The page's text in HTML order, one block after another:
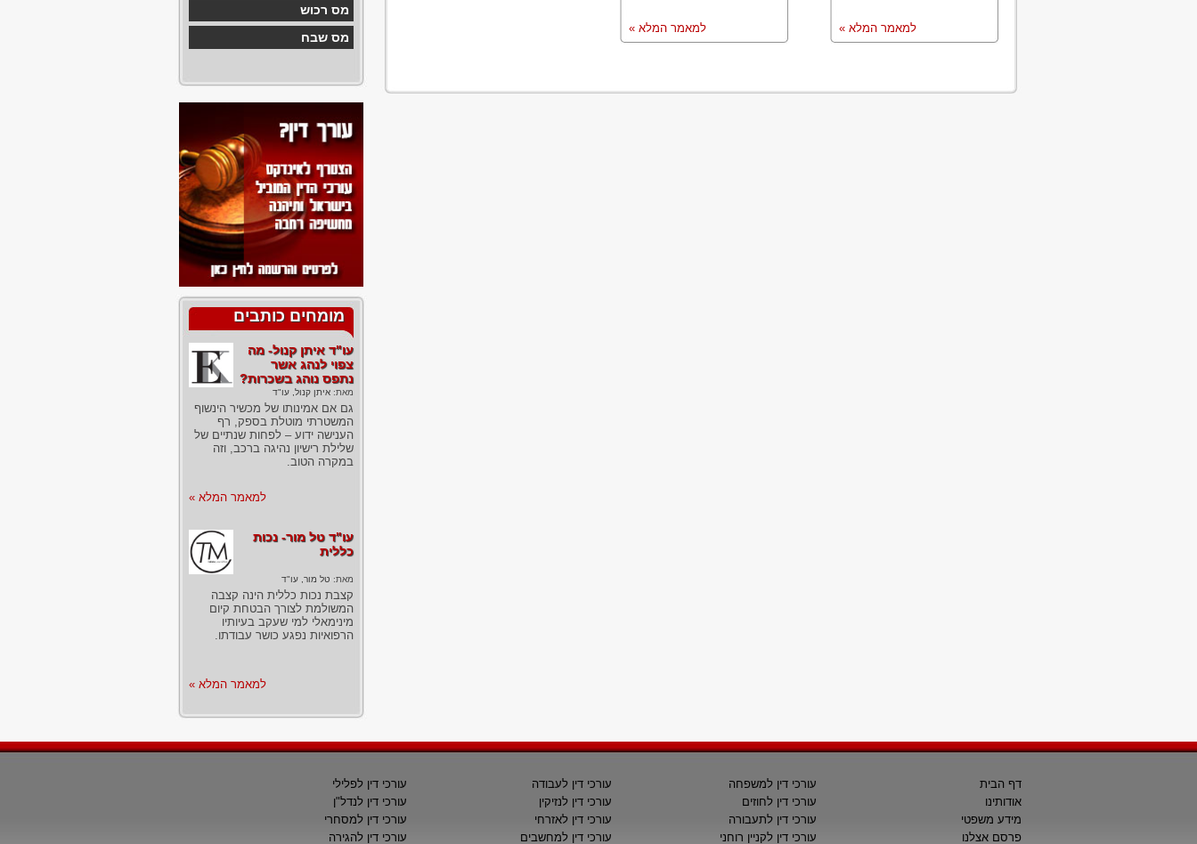
למאמר המלא » למאמר המלא »
מס רכוש
מס שבח
מומחים כותבים
עו"ד איתן קנול- מה
צפוי לנהג אשר
נתפס נוהג בשכרות?
מאת: איתן קנול, עו"ד
גם אם אמינותו של מכשיר הינשוף
המשטרתי מוטלת בספק, רף
הענישה ידוע – לפחות שנתיים של
שלילת רישיון נהיגה ברכב, וזה
במקרה הטוב.
למאמר המלא »
עו"ד טל מור- נכות
כללית
מאת: טל מור, עו"ד
קצבת נכות כללית הינה קצבה
המשולמת לצורך הבטחת קיום
מינימאלי למי שעקב בעיותיו
הרפואיות נפגע כושר עבודתו.
למאמר המלא »
דף הבית
אודותינו
מידע משפטי
פרסם אצלנו
עורכי דין למשפחה
עורכי דין לחוזים
עורכי דין לתעבורה
עורכי דין לקניין רוחני
עורכי דין לעבודה
עורכי דין לנזיקין
עורכי דין לאזרחי
עורכי דין למחשבים
עורכי דין לפלילי
עורכי דין לנדל"ן
עורכי דין למסחרי
עורכי דין להגירה